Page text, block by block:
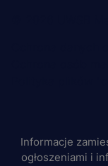
Informacje
ogłoszeniami i